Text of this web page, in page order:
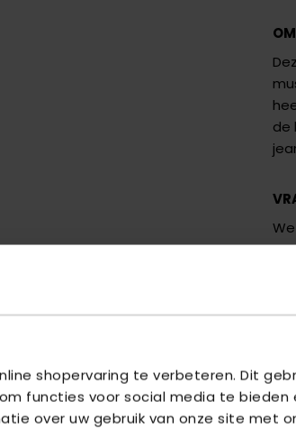
shopervaring te verbeteren. Dit
functies voor social media te bieden
over uw gebruik van onze site met
de